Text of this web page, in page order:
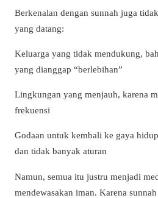
Berkenalan dengan sunnah juga
yang datang:
Keluarga yang tidak mendukung,
yang dianggap “berlebihan”
Lingkungan yang menjauh, karena
frekuensi
Godaan untuk kembali ke gaya
dan tidak banyak aturan
Namun, semua itu justru menjadi
mendewasakan iman. Karena